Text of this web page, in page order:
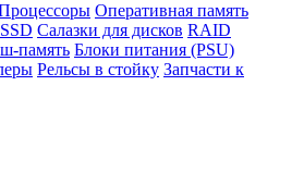
Оперативная память
Салазки для дисков RAID
память Блоки питания (PSU)
Рельсы в стойку Запчасти к